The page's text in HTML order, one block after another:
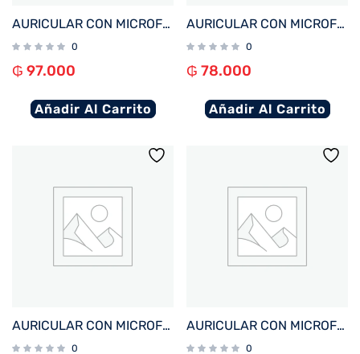
AURICULAR CON MICROFONO FTX E68-BK BT/MIC/ENC/TOUCH/IPX6 NEGRO
0
₲ 97.000
Añadir Al Carrito
AURICULAR CON MICROFONO FTX E26P-WH BT/MIC/TWS/TOUCH/IPX6 BLANCO
0
₲ 78.000
Añadir Al Carrito
AURICULAR CON MICROFONO FTX E26P-BK BT/MIC/TWS/TOUCH/IPX6 NEGRO
0
AURICULAR CON MICROFONO FTX E27-WH BT/MIC/IPX4 BLANCO
0